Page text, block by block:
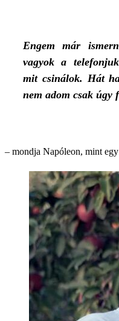
Engem már
vagyok a
mit csinálok. Hát
nem adom csak úgy
– mondja Napóleon, mint